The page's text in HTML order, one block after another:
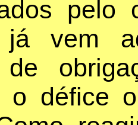
pelo
já vem
de
o défice